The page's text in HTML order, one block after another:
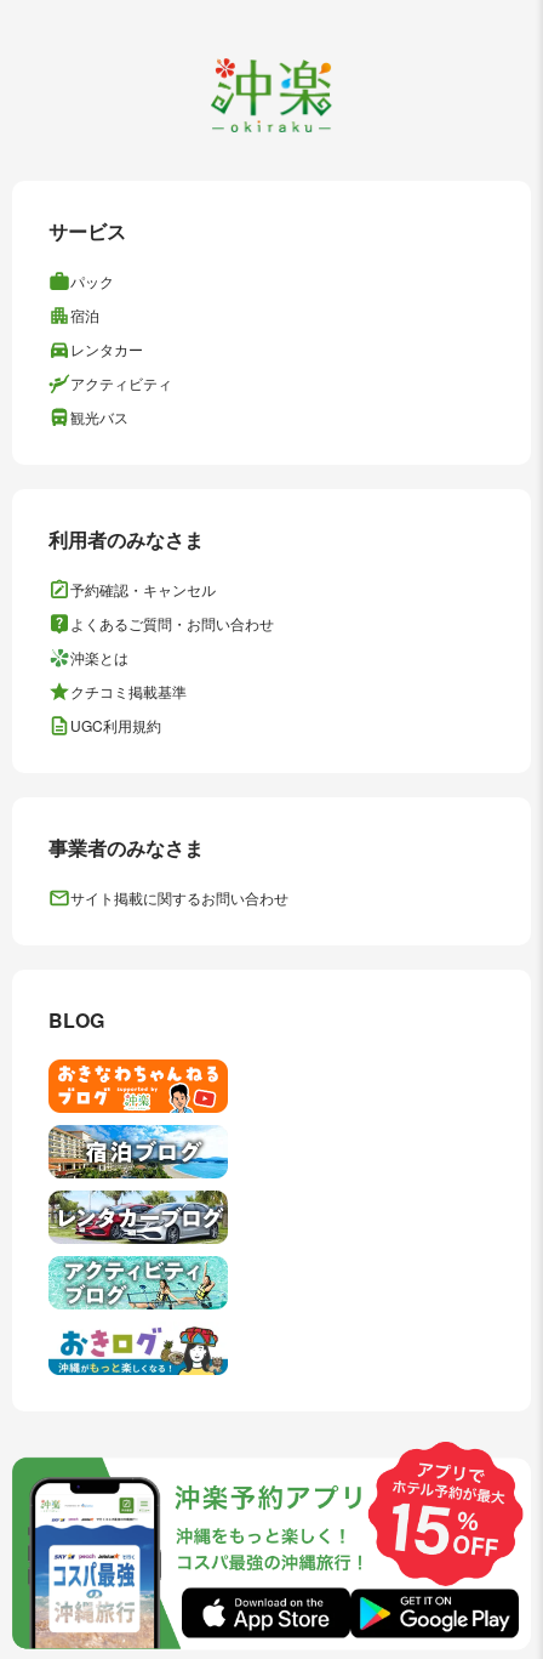
サービス
パック
宿泊
レンタカー
アクティビティ
観光バス
利用者のみなさま
予約確認・キャンセル
よくあるご質問・お問い合わせ
沖楽とは
クチコミ掲載基準
UGC利用規約
事業者のみなさま
サイト掲載に関するお問い合わせ
BLOG